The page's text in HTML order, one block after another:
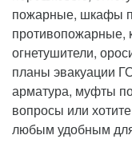
пожарные, шкафы
противопожарные,
огнетушители,
планы эвакуации
арматура, муфты
вопросы или
любым удобным